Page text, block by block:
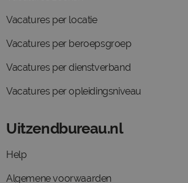
Vacatures per locatie
Vacatures per beroepsgroep
Vacatures per dienstverband
Vacatures per opleidingsniveau
Uitzendbureau.nl
Help
Algemene voorwaarden